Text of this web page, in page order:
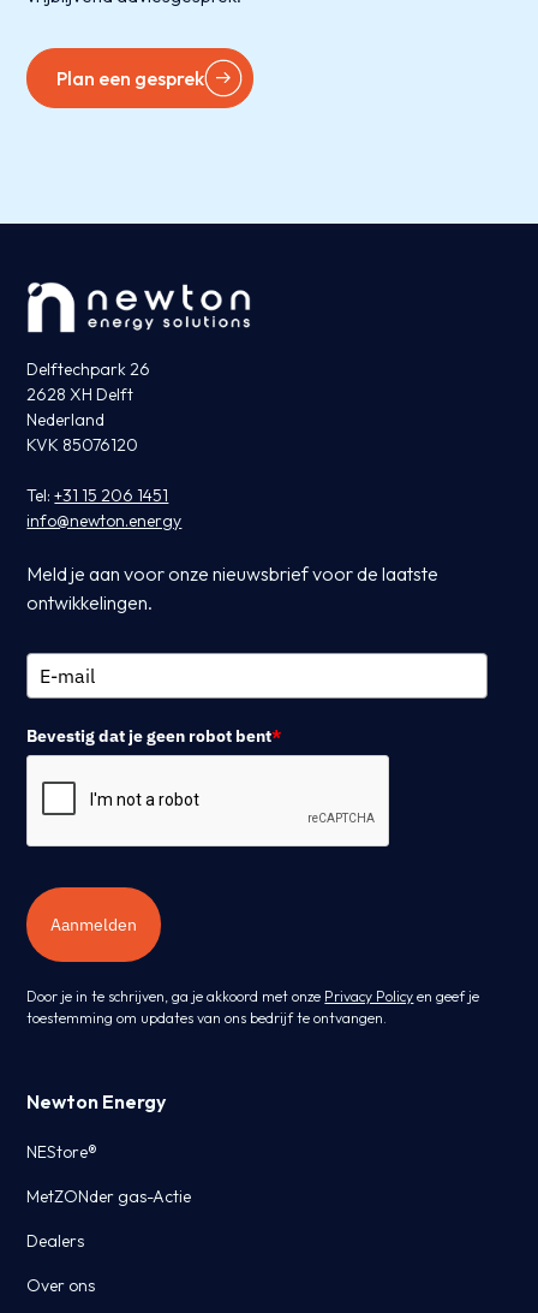
Plan een gesprek
Delftechpark 26
2628 XH Delft
Nederland
KVK 85076120
Tel:+31 15 206 1451
info@newton.energy
Meld je aan voor onze nieuwsbrief voor de laatste
ontwikkelingen.
Bevestig dat je geen robot bent*
Aanmelden
Door je in te schrijven, ga je akkoord met onze Privacy Policy en geef je
toestemming om updates van ons bedrijf te ontvangen.
Newton Energy
NEStore®
MetZONder gas-Actie
Dealers
Over ons